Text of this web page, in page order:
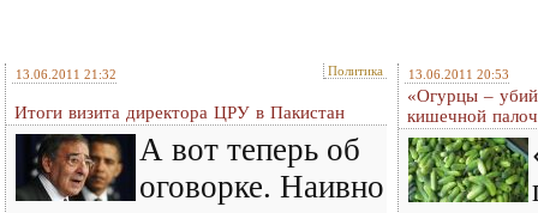
13.06.2011 21:32 Политика
Итоги визита директора ЦРУ в Пакистан
А вот теперь об
оговорке. Наивно
13.06.2011 20:53
«Огурцы –
кишечной